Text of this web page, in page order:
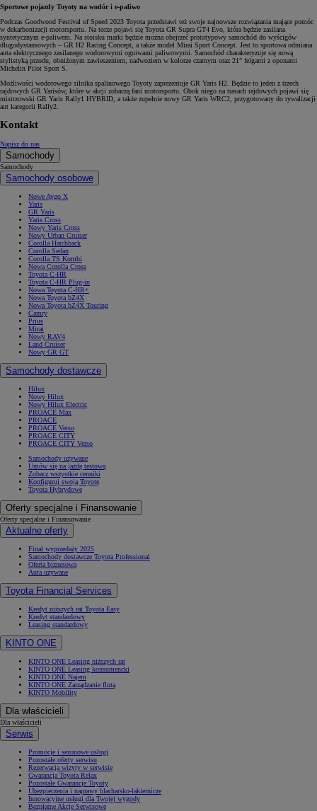
Sportowe pojazdy Toyoty na wodór i e-paliwo
Podczas Goodwood Festival of Speed 2023 Toyota przedstawi też swoje najnowsze rozwiązania mające pomóc
w dekarbonizacji motorsportu. Na torze pojawi się Toyota GR Supra GT4 Evo, która będzie zasilana
syntetycznym e-paliwem. Na stoisku marki będzie można obejrzeć prototypowy samochód do wyścigów
długodystansowych – GR H2 Racing Concept, a także model Mirai Sport Concept. Jest to sportowa odmiana
auta elektrycznego zasilanego wodorowymi ogniwami paliwowymi. Samochód charakteryzuje się nową
stylistyką przodu, obniżonym zawieszeniem, nadwoziem w kolorze czarnym oraz 21" felgami z oponami
Michelin Pilot Sport S.
Możliwości wodorowego silnika spalinowego Toyoty zaprezentuje GR Yaris H2. Będzie to jeden z trzech
rajdowych GR Yarisów, które w akcji zobaczą fani motorsportu. Obok niego na trasach rajdowych pojawi się
mistrzowski GR Yaris Rally1 HYBRID, a także zupełnie nowy GR Yaris WRC2, przygotowany do rywalizacji
aut kategorii Rally2.
Kontakt
Napisz do nas
Samochody
Samochody
Samochody osobowe
Nowe Aygo X
Yaris
GR Yaris
Yaris Cross
Nowy Yaris Cross
Nowy Urban Cruiser
Corolla Hatchback
Corolla Sedan
Corolla TS Kombi
Nowa Corolla Cross
Toyota C-HR
Toyota C-HR Plug-in
Nowa Toyota C-HR+
Nowa Toyota bZ4X
Nowa Toyota bZ4X Touring
Camry
Prius
Mirai
Nowy RAV4
Land Cruiser
Nowy GR GT
Samochody dostawcze
Hilux
Nowy Hilux
Nowy Hilux Electric
PROACE Max
PROACE
PROACE Verso
PROACE CITY
PROACE CITY Verso
Samochody używane
Umów się na jazdę testową
Zobacz wszystkie cenniki
Konfiguruj swoją Toyotę
Toyota Hybrydowe
Oferty specjalne i Finansowanie
Oferty specjalne i Finansowanie
Aktualne oferty
Finał wyprzedaży 2025
Samochody dostawcze Toyota Professional
Oferta biznesowa
Auta używane
Toyota Financial Services
Kredyt niższych rat Toyota Easy
Kredyt standardowy
Leasing standardowy
KINTO ONE
KINTO ONE Leasing niższych rat
KINTO ONE Leasing konsumencki
KINTO ONE Najem
KINTO ONE Zarządzanie flotą
KINTO Mobility
Dla właścicieli
Dla właścicieli
Serwis
Promocje i sezonowe usługi
Pozostałe oferty serwisu
Rezerwacja wizyty w serwisie
Gwarancja Toyota Relax
Pozostałe Gwarancje Toyoty
Ubezpieczenia i naprawy blacharsko-lakiernicze
Innowacyjne usługi dla Twojej wygody
Bezpłatne Akcje Serwisowe